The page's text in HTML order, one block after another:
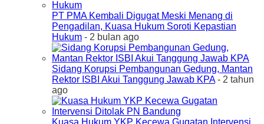
PT PMA Kembali Digugat Meski Menang di
Pengadilan, Kuasa Hukum Soroti Kepastian
Hukum - 2 bulan ago
Sidang Korupsi Pembangunan Gedung, Mantan
Rektor ISBI Akui Tanggung Jawab KPA- 2 tahun
ago
Kuasa Hukum YKP Kecewa Gugatan Intervensi